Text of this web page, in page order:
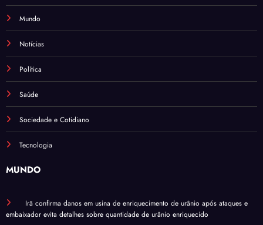
Mundo
Notícias
Política
Saúde
Sociedade e Cotidiano
Tecnologia
MUNDO
Irã confirma danos em usina de enriquecimento de urânio após ataques e
embaixador evita detalhes sobre quantidade de urânio enriquecido